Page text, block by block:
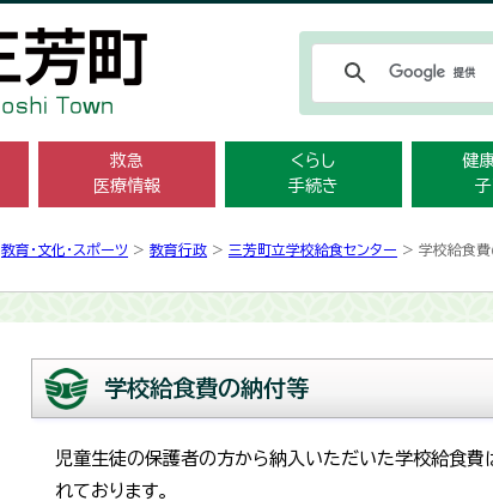
救急
医療情報
くらし
手続き
健
教育・文化・スポーツ > 教育行政 > 三芳町立学校給食センター > 学校給食費
学校給食費の納付等
児童生徒の保護者の方から納入いただいた学校給食
れております。